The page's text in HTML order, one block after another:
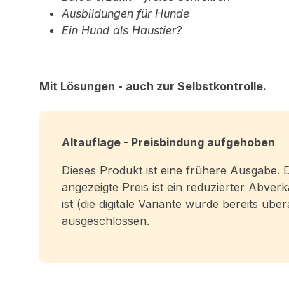
Ausbildungen für Hunde
Ein Hund als Haustier?
Mit Lösungen - auch zur Selbstkontrolle.
Altauflage - Preisbindung aufgehoben
Dieses Produkt ist eine frühere Ausgabe.
angezeigte Preis ist ein reduzierter
ist (die digitale Variante wurde bereits
ausgeschlossen.